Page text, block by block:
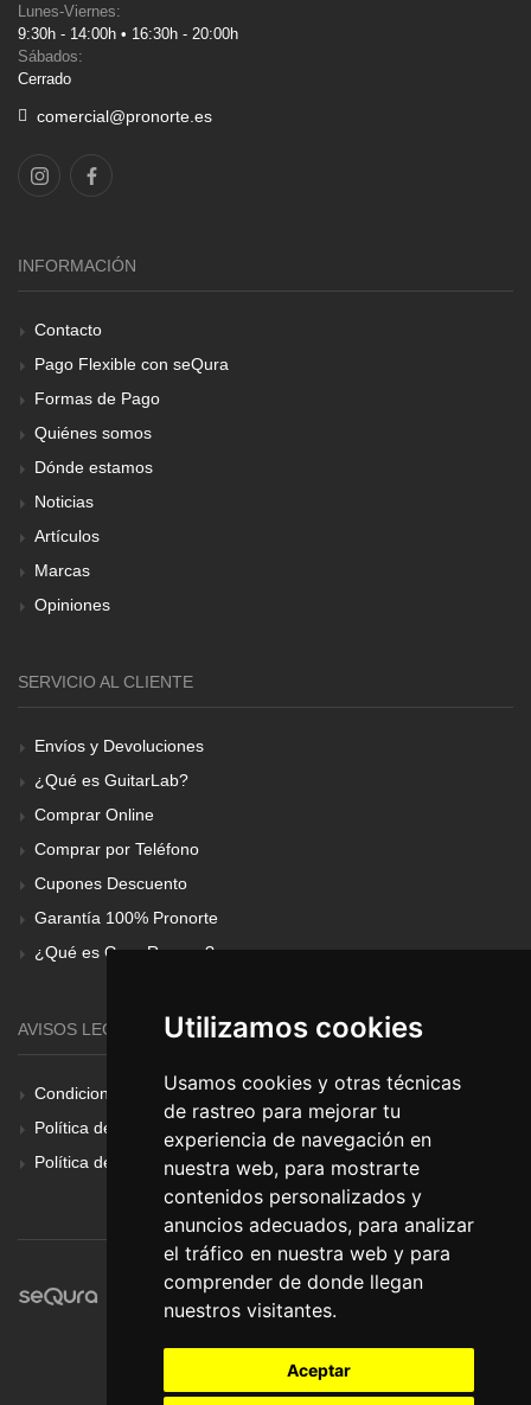
Utilizamos cookies
Usamos cookies y otras técnicas
de rastreo para mejorar tu
experiencia de navegación en
nuestra web, para mostrarte
contenidos personalizados y
anuncios adecuados, para analizar
el tráfico en nuestra web y para
comprender de donde llegan
nuestros visitantes.
Aceptar
Lunes-Viernes:
9:30h - 14:00h • 16:30h - 20:00h
Sábados:
Cerrado
comercial@pronorte.es
INFORMACIÓN
Contacto
Pago Flexible con seQura
Formas de Pago
Quiénes somos
Dónde estamos
Noticias
Artículos
Marcas
Opiniones
SERVICIO AL CLIENTE
Envíos y Devoluciones
¿Qué es GuitarLab?
Comprar Online
Comprar por Teléfono
Cupones Descuento
Garantía 100% Pronorte
¿Qué es Gear Renove?
AVISOS LEGALES
Condiciones Generales
Política de Cookies
Política de Privacidad